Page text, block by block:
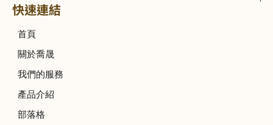
快速連結
首頁
關於喬晟
我們的服務
產品介紹
部落格